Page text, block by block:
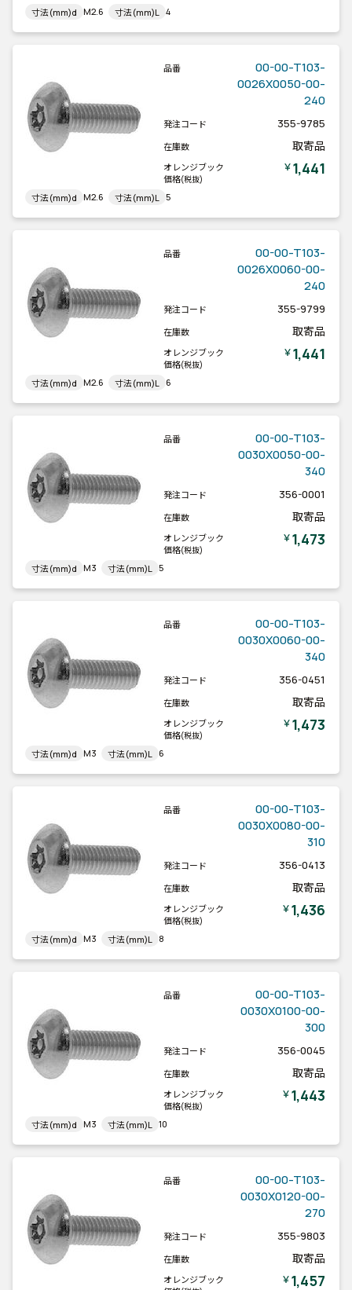
寸法(mm)d M2.6 寸法(mm)L 4
品番
00-00-T103-
0026X0050-00-
240
発注コード 355-9785
在庫数 取寄品
オレンジブック
価格(税抜)
￥1,441
寸法(mm)d M2.6 寸法(mm)L 5
品番
00-00-T103-
0026X0060-00-
240
発注コード 355-9799
在庫数 取寄品
オレンジブック
価格(税抜)
￥1,441
寸法(mm)d M2.6 寸法(mm)L 6
品番
00-00-T103-
0030X0050-00-
340
発注コード 356-0001
在庫数 取寄品
オレンジブック
価格(税抜)
￥1,473
寸法(mm)d M3 寸法(mm)L 5
品番
00-00-T103-
0030X0060-00-
340
発注コード 356-0451
在庫数 取寄品
オレンジブック
価格(税抜)
￥1,473
寸法(mm)d M3 寸法(mm)L 6
品番
00-00-T103-
0030X0080-00-
310
発注コード 356-0413
在庫数 取寄品
オレンジブック
価格(税抜)
￥1,436
寸法(mm)d M3 寸法(mm)L 8
品番
00-00-T103-
0030X0100-00-
300
発注コード 356-0045
在庫数 取寄品
オレンジブック
価格(税抜)
￥1,443
寸法(mm)d M3 寸法(mm)L 10
品番
00-00-T103-
0030X0120-00-
270
発注コード 355-9803
在庫数 取寄品
オレンジブック
￥1,457